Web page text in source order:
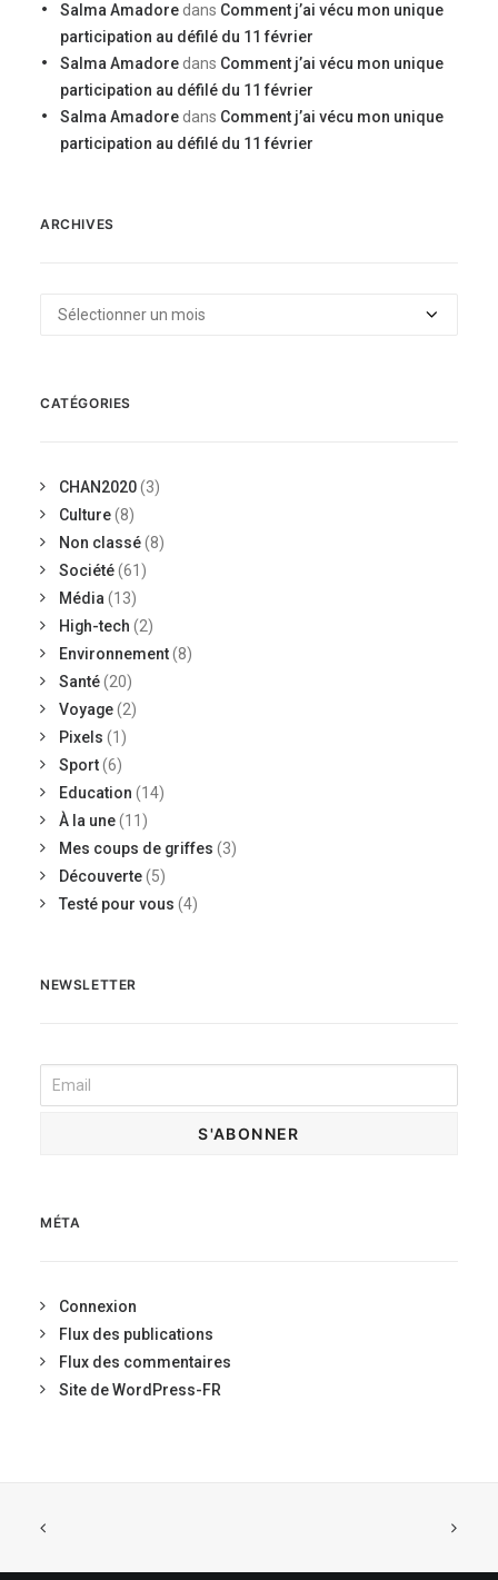
Salma Amadore dans Comment j’ai vécu mon unique
participation au défilé du 11 février
Salma Amadore dans Comment j’ai vécu mon unique
participation au défilé du 11 février
Salma Amadore dans Comment j’ai vécu mon unique
participation au défilé du 11 février
ARCHIVES
Archives
CATÉGORIES
CHAN2020(3)
Culture(8)
Non classé(8)
Société(61)
Média (13)
High-tech (2)
Environnement(8)
Santé(20)
Voyage(2)
Pixels (1)
Sport(6)
Education (14)
À la une(11)
Mes coups de griffes (3)
Découverte(5)
Testé pour vous (4)
NEWSLETTER
MÉTA
Connexion
Flux des publications
Flux des commentaires
Site de WordPress-FR